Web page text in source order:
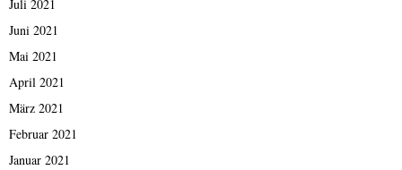
Juli 2021
Juni 2021
Mai 2021
April 2021
März 2021
Februar 2021
Januar 2021